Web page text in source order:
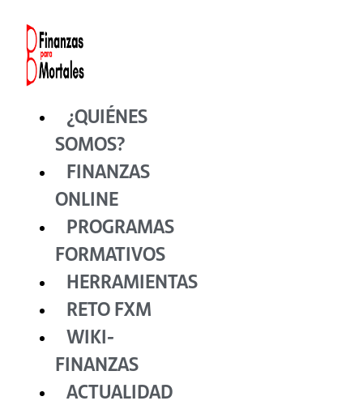
contenido
¿QUIÉNES
SOMOS?
FINANZAS
ONLINE
PROGRAMAS
FORMATIVOS
HERRAMIENTAS
RETO FXM
WIKI-
FINANZAS
ACTUALIDAD